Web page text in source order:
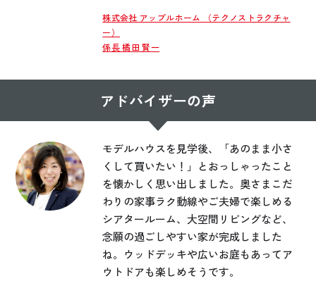
株式会社 アップルホーム （テクノストラクチャ
ー）
係長 橘田 賢一
アドバイザーの声
モデルハウスを見学後、「あのまま小さ
くして買いたい！」とおっしゃったこと
を懐かしく思い出しました。奥さまこだ
わりの家事ラク動線やご夫婦で楽しめる
シアタールーム、大空間リビングなど、
念願の過ごしやすい家が完成しました
ね。ウッドデッキや広いお庭もあってア
ウトドアも楽しめそうです。